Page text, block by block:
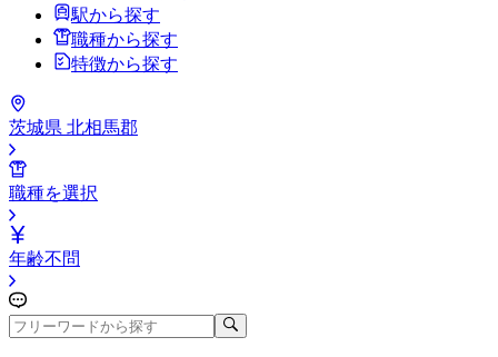
駅から探す
職種から探す
特徴から探す
茨城県 北相馬郡
職種を選択
年齢不問